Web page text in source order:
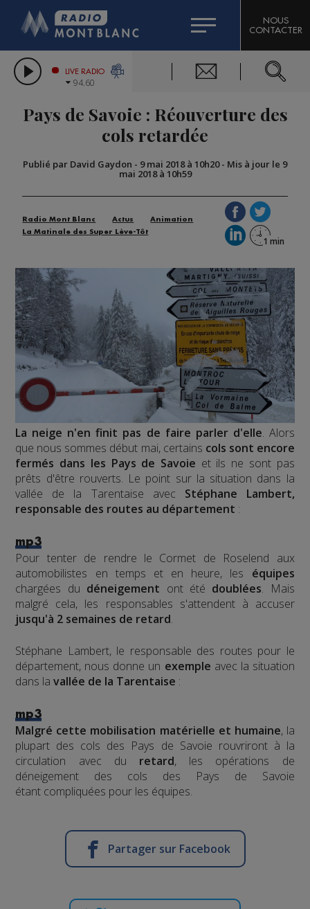
LES CHRONIQUES DE L'EXPERT
CITIZEN MACHINERY
GRAND MASSIF DOMAINES SKIABLES
BIGARD
COMPAGNIE DU MONT-BLANC
NOUS
CONTACTER
LIVE RADIO
94.60
Pays de Savoie : Réouverture des
cols retardée
Publié par David Gaydon - 9 mai 2018 à 10h20- Mis à jour le 9
mai 2018 à 10h59
Radio Mont Blanc Actus
Animation
La Matinale des Super Lève-Tôt
La neige n'en finit pas de faire parler d'elle. Alors
que nous sommes début mai, certains cols sont encore
fermés dans les Pays de Savoie et ils ne sont pas
prêts d'être rouverts. Le point sur la situation dans la
vallée de la Tarentaise avec Stéphane Lambert,
responsable des routes au département :
mp3
Pour tenter de rendre le Cormet de Roselend aux
automobilistes en temps et en heure, les équipes
chargées du déneigement ont été doublées. Mais
malgré cela, les responsables s'attendent à accuser
jusqu'à 2 semaines de retard.
Stéphane Lambert, le responsable des routes pour le
département, nous donne un exemple avec la situation
dans lavallée de la Tarentaise :
mp3
Malgré cette mobilisation matérielle et humaine, la
plupart des cols des Pays de Savoie rouvriront à la
circulation avec du retard, les opérations de
déneigement des cols des Pays de Savoie
étant compliquées pour les équipes.
Partager sur Facebook